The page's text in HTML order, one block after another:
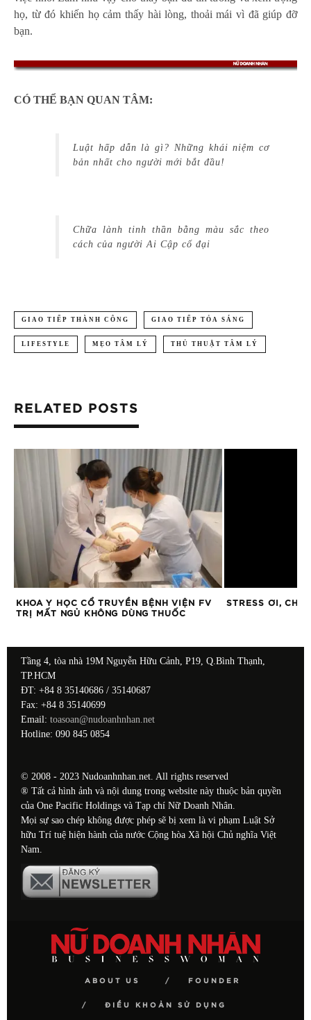
họ, từ đó khiến họ cảm thấy hài lòng, thoải mái vì đã giúp đỡ
bạn.
CÓ THỂ BẠN QUAN TÂM:
Luật hấp dẫn là gì? Những khái niệm cơ
bản nhất cho người mới bắt đầu!
Chữa lành tinh thần bằng màu sắc theo
cách của người Ai Cập cổ đại
GIAO TIẾP THÀNH CÔNG GIAO TIẾP TỎA SÁNG
LIFESTYLE MẸO TÂM LÝ THỦ THUẬT TÂM LÝ
RELATED POSTS
KHOA Y HỌC CỔ TRUYỀN BỆNH VIỆN FV
TRỊ MẤT NGỦ KHÔNG DÙNG THUỐC
STRESS ƠI,
Tầng 4, tòa nhà 19M Nguyễn Hữu Cảnh, P19, Q.Bình Thạnh,
TP.HCM
ĐT: +84 8 35140686 / 35140687
Fax: +84 8 35140699
Email: toasoan@nudoanhnhan.net
Hotline: 090 845 0854
© 2008 - 2023 Nudoanhnhan.net. All rights reserved
® Tất cả hình ảnh và nội dung trong website này thuộc bản quyền
của One Pacific Holdings và Tạp chí Nữ Doanh Nhân.
Mọi sự sao chép không được phép sẽ bị xem là vi phạm Luật Sở
hữu Trí tuệ hiện hành của nước Cộng hòa Xã hội Chủ nghĩa Việt
Nam.
ABOUT US FOUNDER
ĐIỀU KHOẢN SỬ DỤNG